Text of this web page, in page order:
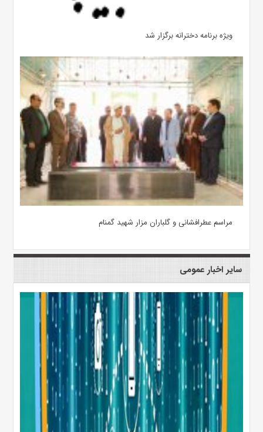
ویژه برنامه دخترانه برگزار شد
مراسم عطرافشانی و گلباران مزار شهید گمنام
سایر اخبار عمومی